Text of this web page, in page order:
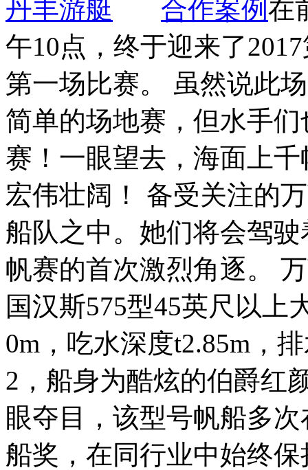
丹丰游艇 合作案例 在
午10点，终于迎来了
第一场比赛。 虽然说此
简单的场地赛，但水手
赛！一眼望去，海面上
宏伟壮阔！ 备受关注的
船队之中。她们将会驾
帆赛的首次激烈角逐。
国汉斯575型45英尺以上
0m，吃水深度t2.85m，
2，船身为酷炫的伯爵红
眼夺目，该型号帆船多
船奖，在同行业中始终